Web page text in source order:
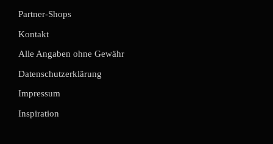
Partner-Shops
Kontakt
Alle Angaben ohne Gewähr
Datenschutzerklärung
Impressum
Inspiration